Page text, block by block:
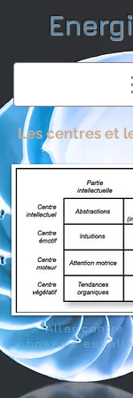
Les centres et
Aller contre
choses c'est